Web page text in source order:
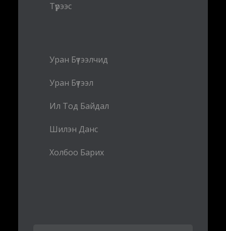
Түрээс
Уран Бүтээлчид
Уран Бүтээл
Ил Тод Байдал
Шилэн Данс
Холбоо Барих